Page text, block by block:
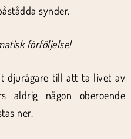
synder.
förföljelse!
djurägare till att ta livet av
aldrig någon oberoende
ner.